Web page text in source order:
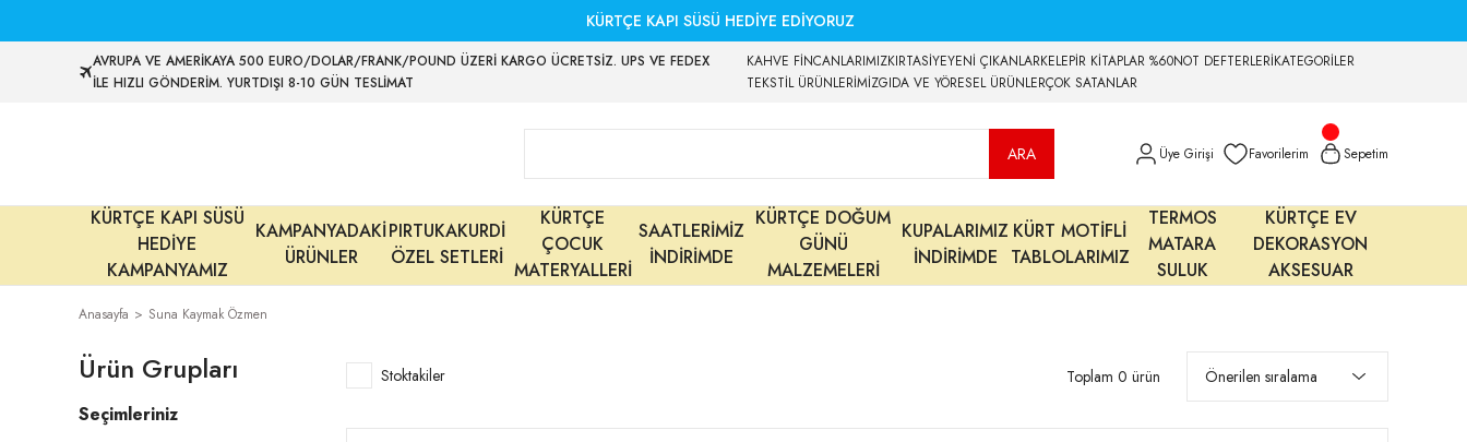
KÜRTÇE KAPI SÜSÜ HEDİYE EDİYORUZ
AVRUPA VE AMERİKAYA 500 EURO/DOLAR/FRANK/POUND ÜZERİ KARGO ÜCRETSİZ. UPS VE FEDEX
İLE HIZLI GÖNDERİM. YURTDIŞI 8-10 GÜN TESLİMAT
KAHVE FİNCANLARIMIZKIRTASİYEYENİ ÇIKANLARKELEPİR KİTAPLAR %60NOT DEFTERLERİKATEGORİLER
TEKSTİL ÜRÜNLERİMİZGIDA VE YÖRESEL ÜRÜNLERÇOK SATANLAR
ARA Üye Girişi Favorilerim Sepetim
KÜRTÇE KAPI SÜSÜ
HEDİYE
KAMPANYAMIZ
KAMPANYADAKİ
ÜRÜNLER
PIRTUKAKURDİ
ÖZEL SETLERİ
KÜRTÇE
ÇOCUK
MATERYALLERİ
SAATLERİMİZ
İNDİRİMDE
KÜRTÇE DOĞUM
GÜNÜ
MALZEMELERİ
KUPALARIMIZ
İNDİRİMDE
KÜRT MOTİFLİ
TABLOLARIMIZ
TERMOS
MATARA
SULUK
KÜRTÇE EV
DEKORASYON
AKSESUAR
Anasayfa Suna Kaymak Özmen
Ürün Grupları
Seçimleriniz
Stoktakiler Toplam 0 ürün